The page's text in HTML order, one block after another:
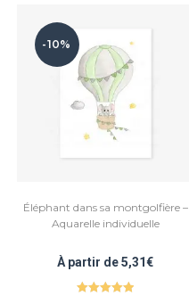
-10%
Éléphant dans sa montgolfière –
Aquarelle individuelle
À partir de5,31€